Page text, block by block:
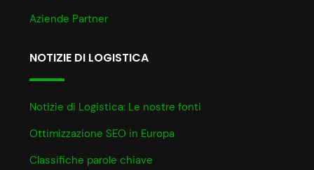
Aziende Partner
NOTIZIE DI LOGISTICA
Notizie di Logistica: Le nostre fonti
Ottimizzazione SEO in Europa
Classifiche parole chiave